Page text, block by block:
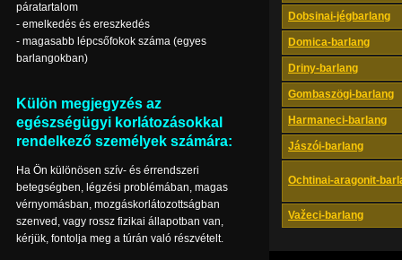
Dobsinai-jégbarlang
Domica-barlang
Driny-barlang
Gombaszögi-barlang
Harmaneci-barlang
Jászói-barlang
Ochtinai-aragonit-
Važeci-barlang
páratartalom
- emelkedés és ereszkedés
- magasabb lépcsőfokok száma (egyes
barlangokban)
Külön megjegyzés az
egészségügyi korlátozásokkal
rendelkező személyek számára:
Ha Ön különösen szív- és érrendszeri
betegségben, légzési problémában, magas
vérnyomásban, mozgáskorlátozottságban
szenved, vagy rossz fizikai állapotban van,
kérjük, fontolja meg a túrán való részvételt.